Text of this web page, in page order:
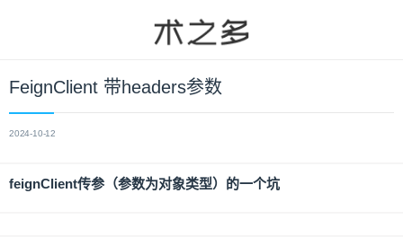
FeignClient 带headers参数
2024-10-12
feignClient传参（参数为对象类型）的一个坑